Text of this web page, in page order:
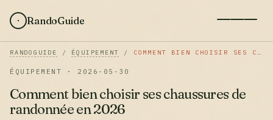
RandoGuide
RANDOGUIDE / ÉQUIPEMENT / COMMENT BIEN CHOISIR SES CHAUSSURES DE RANDONNÉE EN 2026
ÉQUIPEMENT · 2026-05-30
Comment bien choisir ses chaussures de
randonnée en 2026